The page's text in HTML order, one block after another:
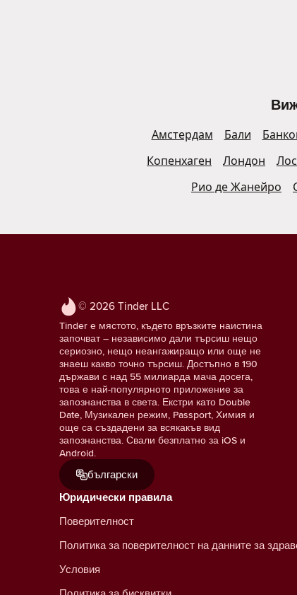
Амстердам Бали
Копенхаген
Лондон
Рио де Жанейро
© 2026 Tinder LLC
Tinder е мястото, където връзките наистина
започват – независимо дали търсиш нещо
сериозно, нещо неангажиращо или още не
знаеш какво точно търсиш. Достъпно в 190
държави с над 55 милиарда мача досега,
това е най-популярното приложение за
запознанства в света. Екстри като Double
Date, Музикален режим, Passport, Химия и
още са създадени за всякакъв вид
запознанства. Свали безплатно за iOS и
Android.
български
Юридически правила
Поверителност
Политика за поверителност на данните за
Условия